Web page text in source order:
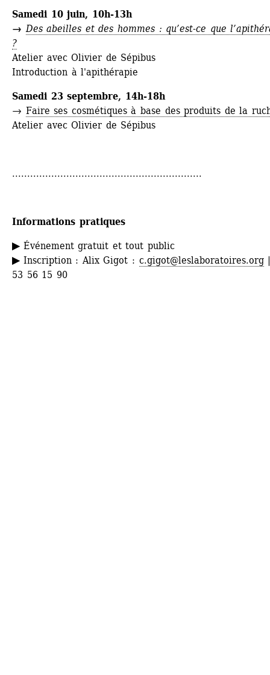
Samedi 10 juin, 10h-13h
→ Des abeilles et des hommes : qu’est-ce que
?
Atelier avec Olivier de Sépibus
Introduction à l'apithérapie
Samedi 23 septembre, 14h-18h
→ Faire ses cosmétiques à base des produits de la
Atelier avec Olivier de Sépibus
...............................................................
Informations pratiques
▶ Événement gratuit et tout public
▶Inscription : Alix Gigot : c.gigot@leslaboratoires.org|
53 56 15 90